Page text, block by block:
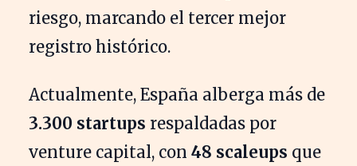
riesgo, marcando el tercer mejor
registro histórico.
Actualmente, España alberga más de
3.300 startups respaldadas por
venture capital, con 48 scaleups que